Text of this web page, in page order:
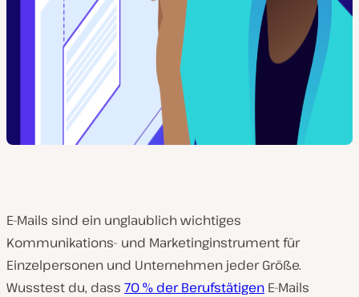
E-Mails sind ein unglaublich wichtiges
Kommunikations- und Marketinginstrument für
Einzelpersonen und Unternehmen jeder Größe.
Wusstest du, dass 70 % der Berufstätigen E-Mails